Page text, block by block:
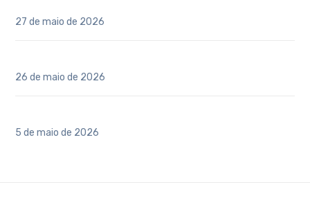
27 de maio de 2026
26 de maio de 2026
5 de maio de 2026